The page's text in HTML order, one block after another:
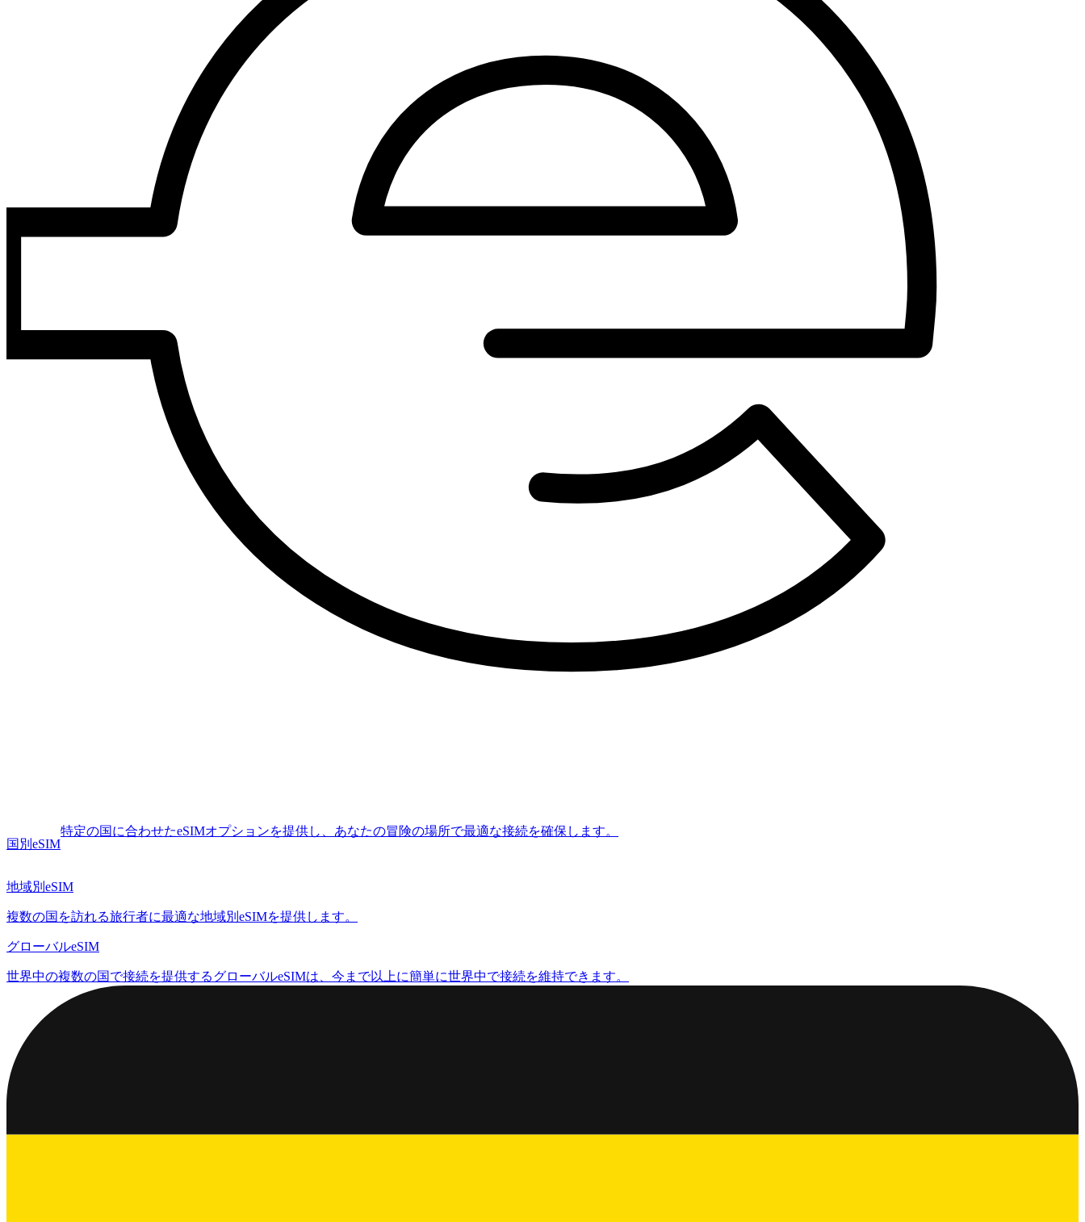
国別eSIM
特定の国に合わせたeSIMオプションを提供し、あなたの冒険の場所で最適な接続を確保します。
地域別eSIM
複数の国を訪れる旅行者に最適な地域別eSIMを提供します。
グローバルeSIM
世界中の複数の国で接続を提供するグローバルeSIMは、今まで以上に簡単に世界中で接続を維持できます。